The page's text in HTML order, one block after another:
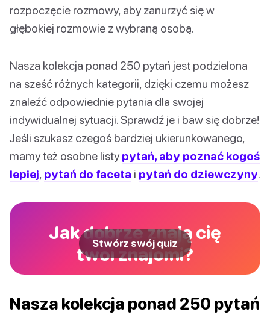
rozpoczęcie rozmowy, aby zanurzyć się w
głębokiej rozmowie z wybraną osobą.
Nasza kolekcja ponad 250 pytań jest podzielona
na sześć różnych kategorii, dzięki czemu możesz
znaleźć odpowiednie pytania dla swojej
indywidualnej sytuacji. Sprawdź je i baw się dobrze!
Jeśli szukasz czegoś bardziej ukierunkowanego,
mamy też osobne listy pytań, aby poznać kogoś
lepiej, pytań do faceta i pytań do dziewczyny.
Jak dobrze znają cię
twoi znajomi?
Stwórz swój quiz
Nasza kolekcja ponad 250 pytań